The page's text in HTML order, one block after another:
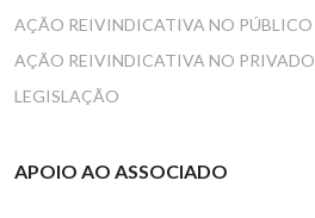
AÇÃO REIVINDICATIVA NO PÚBLICO
AÇÃO REIVINDICATIVA NO PRIVADO
LEGISLAÇÃO
APOIO AO ASSOCIADO